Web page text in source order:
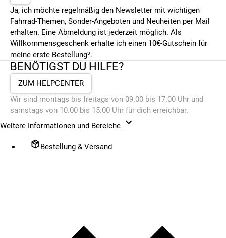
Ja, ich möchte regelmäßig den Newsletter mit wichtigen
Fahrrad-Themen, Sonder-Angeboten und Neuheiten per Mail
erhalten. Eine Abmeldung ist jederzeit möglich. Als
Willkommensgeschenk erhalte ich einen 10€-Gutschein für
meine erste Bestellung³.
BENÖTIGST DU HILFE?
ZUM HELPCENTER
Wir sind montags bis freitags von 09.00 bis 17.00 Uhr und
samstags von 10.00 bis 15.00 Uhr für dich erreichbar.
Weitere Informationen und Bereiche
Bestellung & Versand